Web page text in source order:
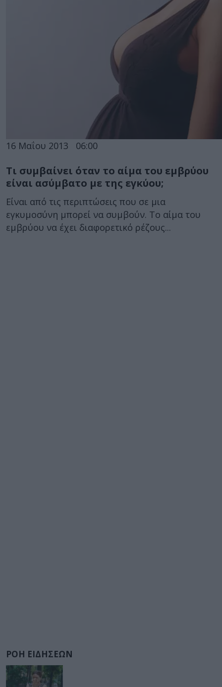
16 Μαΐου 2013 06:00
Τι συμβαίνει όταν το αίμα του εμβρύου
είναι ασύμβατο με της εγκύου;
Είναι από τις περιπτώσεις που σε μια
εγκυμοσύνη μπορεί να συμβούν. Το αίμα του
εμβρύου να έχει διαφορετικό ρέζους...
ΡΟΗ ΕΙΔΗΣΕΩΝ